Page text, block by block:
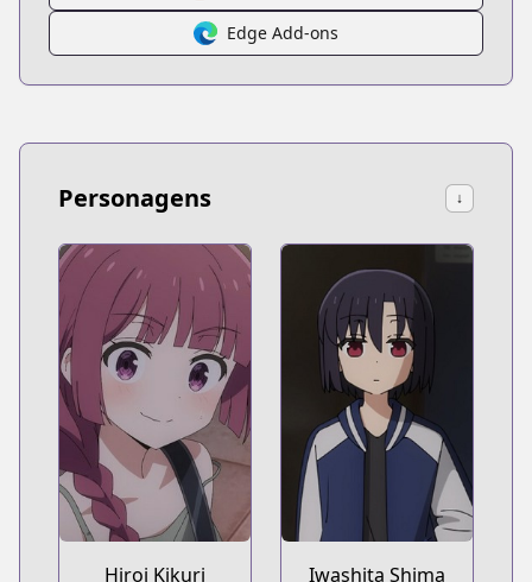
Edge Add-ons
Personagens ↓
Hiroi Kikuri Iwashita Shima